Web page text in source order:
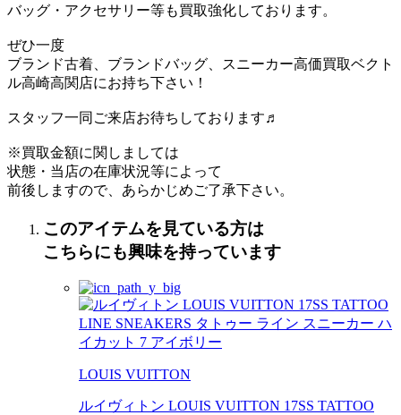
バッグ・アクセサリー等も買取強化しております。
ぜひ一度
ブランド古着、ブランドバッグ、スニーカー高価買取ベクト
ル高崎高関店にお持ち下さい！
スタッフ一同ご来店お待ちしております♬
※買取金額に関しましては
状態・当店の在庫状況等によって
前後しますので、あらかじめご了承下さい。
このアイテムを見ている方は
こちらにも興味を持っています
LOUIS VUITTON
ルイヴィトン LOUIS VUITTON 17SS TATTOO